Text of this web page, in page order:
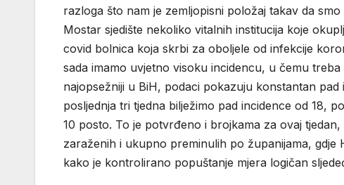
razloga što nam je zemljopisni položaj takav da
Mostar sjedište nekoliko vitalnih institucija koje
covid bolnica koja skrbi za oboljele od infekcije
sada imamo uvjetno visoku incidencu, u čemu
najopsežniji u BiH, podaci pokazuju konstantan
posljednja tri tjedna bilježimo pad incidence od 18,
10 posto. To je potvrđeno i brojkama za ovaj
zaraženih i ukupno preminulih po županijama,
kako je kontrolirano popuštanje mjera logičan